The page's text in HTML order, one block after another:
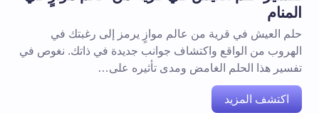
المنام
حلم العيش في قرية من عالم موازٍ يرمز إلى رغبتك في
الهروب من الواقع واكتشاف جوانب جديدة في ذاتك. نغوص في
تفسير هذا الحلم الغامض ومدى تأثيره على…
اكتشف المزيد